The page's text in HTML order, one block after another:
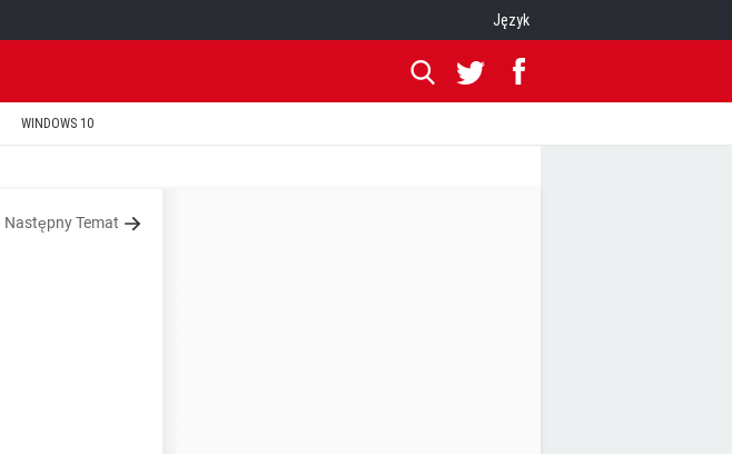
Język
WINDOWS 10
Następny Temat